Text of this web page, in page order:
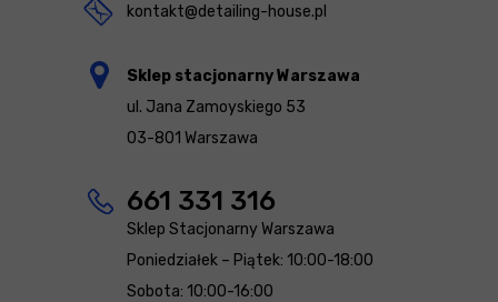
kontakt@detailing-house.pl
Sklep stacjonarny Warszawa
ul. Jana Zamoyskiego 53
03-801 Warszawa
661 331 316
Sklep Stacjonarny Warszawa
Poniedziałek – Piątek: 10:00-18:00
Sobota: 10:00-16:00